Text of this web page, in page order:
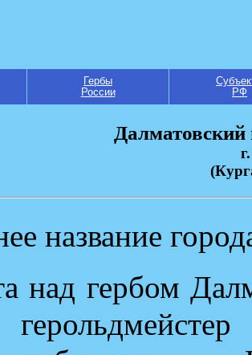
Гербы
России
РФ
название
над гербом